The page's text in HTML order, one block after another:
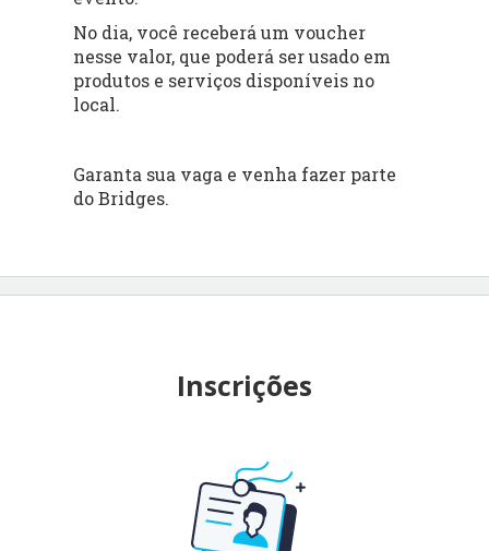
No dia, você receberá um voucher
nesse valor, que poderá ser usado em
produtos e serviços disponíveis no
local.
Garanta sua vaga e venha fazer parte
do Bridges.
Inscrições